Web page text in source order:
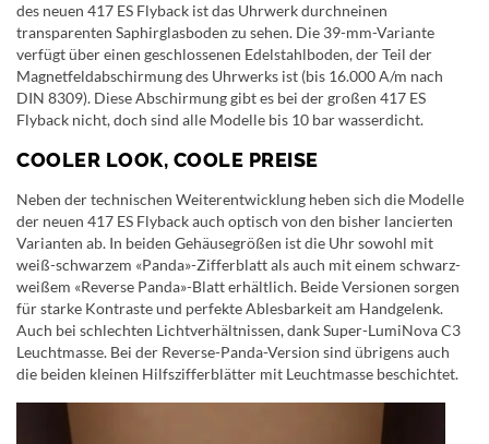
des neuen 417 ES Flyback ist das Uhrwerk durchneinen
transparenten Saphirglasboden zu sehen. Die 39-mm-Variante
verfügt über einen geschlossenen Edelstahlboden, der Teil der
Magnetfeldabschirmung des Uhrwerks ist (bis 16.000 A/m nach
DIN 8309). Diese Abschirmung gibt es bei der großen 417 ES
Flyback nicht, doch sind alle Modelle bis 10 bar wasserdicht.
COOLER LOOK, COOLE PREISE
Neben der technischen Weiterentwicklung heben sich die Modelle
der neuen 417 ES Flyback auch optisch von den bisher lancierten
Varianten ab. In beiden Gehäusegrößen ist die Uhr sowohl mit
weiß-schwarzem «Panda»-Zifferblatt als auch mit einem schwarz-
weißem «Reverse Panda»-Blatt erhältlich. Beide Versionen sorgen
für starke Kontraste und perfekte Ablesbarkeit am Handgelenk.
Auch bei schlechten Lichtverhältnissen, dank Super-LumiNova C3
Leuchtmasse. Bei der Reverse-Panda-Version sind übrigens auch
die beiden kleinen Hilfszifferblätter mit Leuchtmasse beschichtet.